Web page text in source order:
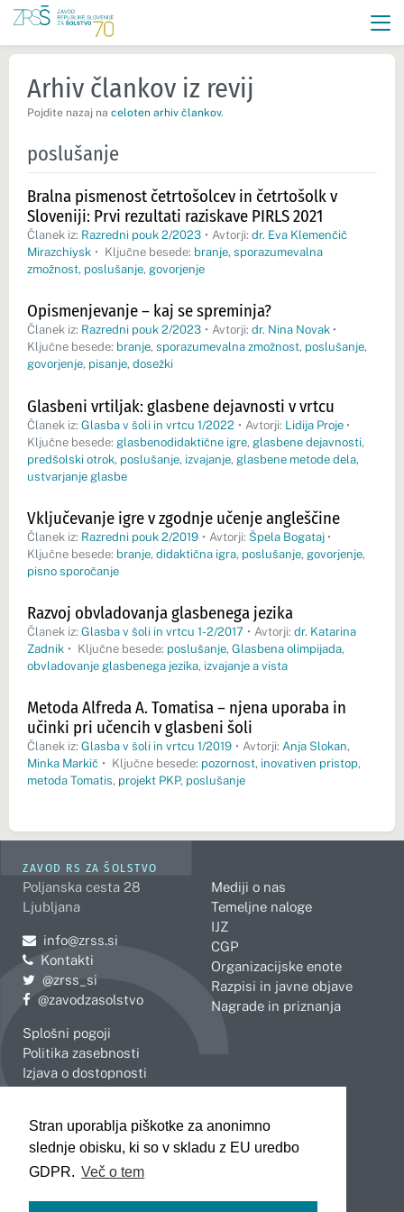
Stran uporablja piškotke za anonimno
slednje obisku, ki so v skladu z EU uredbo
GDPR. Več o tem
Arhiv člankov iz revij
Pojdite nazaj na celoten arhiv člankov.
poslušanje
Bralna pismenost četrtošolcev in četrtošolk v
Sloveniji: Prvi rezultati raziskave PIRLS 2021
Članek iz: Razredni pouk 2/2023 • Avtorji: dr. Eva Klemenčič
Mirazchiysk • Ključne besede: branje, sporazumevalna
zmožnost, poslušanje, govorjenje
Opismenjevanje – kaj se spreminja?
Članek iz: Razredni pouk 2/2023 • Avtorji: dr. Nina Novak •
Ključne besede: branje, sporazumevalna zmožnost, poslušanje,
govorjenje, pisanje, dosežki
Glasbeni vrtiljak: glasbene dejavnosti v vrtcu
Članek iz: Glasba v šoli in vrtcu 1/2022 • Avtorji: Lidija Proje •
Ključne besede: glasbenodidaktične igre, glasbene dejavnosti,
predšolski otrok, poslušanje, izvajanje, glasbene metode dela,
ustvarjanje glasbe
Vključevanje igre v zgodnje učenje angleščine
Članek iz: Razredni pouk 2/2019 • Avtorji: Špela Bogataj •
Ključne besede: branje, didaktična igra, poslušanje, govorjenje,
pisno sporočanje
Razvoj obvladovanja glasbenega jezika
Članek iz: Glasba v šoli in vrtcu 1-2/2017 • Avtorji: dr. Katarina
Zadnik • Ključne besede: poslušanje, Glasbena olimpijada,
obvladovanje glasbenega jezika, izvajanje a vista
Metoda Alfreda A. Tomatisa – njena uporaba in
učinki pri učencih v glasbeni šoli
Članek iz: Glasba v šoli in vrtcu 1/2019 • Avtorji: Anja Slokan,
Minka Markič • Ključne besede: pozornost, inovativen pristop,
metoda Tomatis, projekt PKP, poslušanje
ZAVOD RS ZA ŠOLSTVO
Poljanska cesta 28
Ljubljana
Pošljite e-mail na
info@zrss.si
Kontakti
Pojdite na Twitter:
@zrss_si
Pojdite na Facebook:
@zavodzasolstvo
Splošni pogoji
Politika zasebnosti
Izjava o dostopnosti
Mediji o nas
Temeljne naloge
IJZ
CGP
Organizacijske enote
Razpisi in javne objave
Nagrade in priznanja
Celje
Koper
Kranj
Novo mesto
Slovenj Gradec